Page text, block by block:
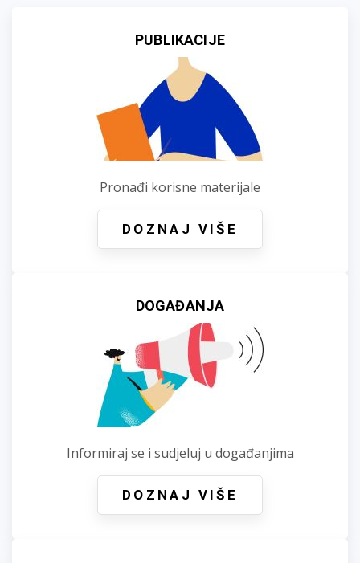
PUBLIKACIJE
Pronađi korisne materijale
DOZNAJ VIŠE
DOGAĐANJA
Informiraj se i sudjeluj u događanjima
DOZNAJ VIŠE